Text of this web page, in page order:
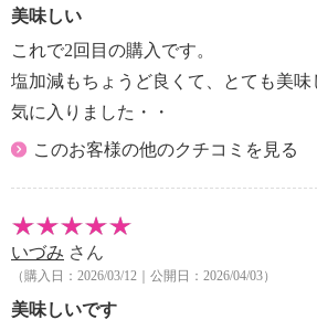
美味しい
これで2回目の購入です。
塩加減もちょうど良くて、とても美味
気に入りました・・
このお客様の他のクチコミを見る
いづみ さん
（購入日：2026/03/12｜公開日：2026/04/03）
美味しいです